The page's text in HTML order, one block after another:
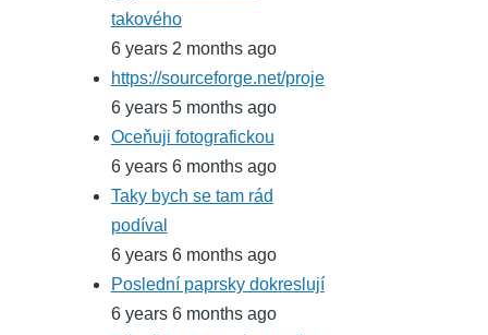
takového
6 years 2 months ago
https://sourceforge.net/proje
6 years 5 months ago
Oceňuji fotografickou
6 years 6 months ago
Taky bych se tam rád
podíval
6 years 6 months ago
Poslední paprsky dokreslují
6 years 6 months ago